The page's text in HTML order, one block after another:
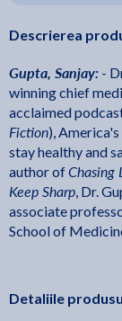
Descrierea
Gupta, Sanjay: -
winning chief
acclaimed
Fiction),
stay healthy and
author ofChasing
Keep Sharp, Dr.
associate
School of
Detaliile